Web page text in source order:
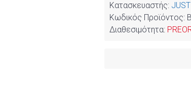
Κατασκευαστής:
Κωδικός Προϊόντος:
Διαθεσιμότητα: